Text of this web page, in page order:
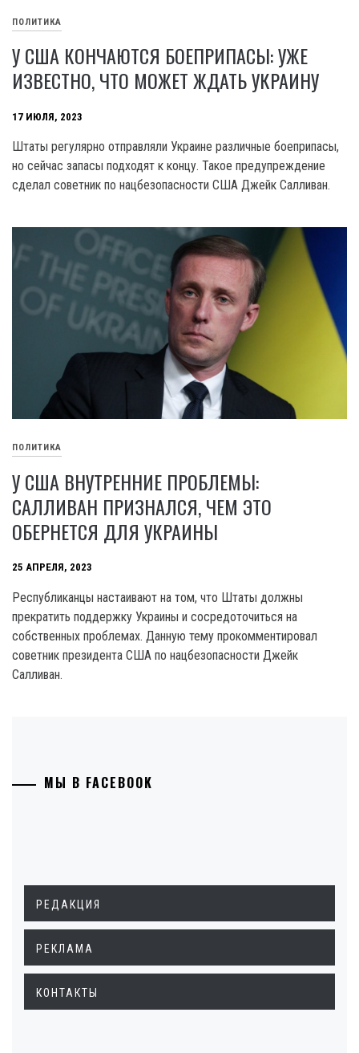
ПОЛИТИКА
У США КОНЧАЮТСЯ БОЕПРИПАСЫ: УЖЕ
ИЗВЕСТНО, ЧТО МОЖЕТ ЖДАТЬ УКРАИНУ
17 ИЮЛЯ, 2023
Штаты регулярно отправляли Украине различные боеприпасы,
но сейчас запасы подходят к концу. Такое предупреждение
сделал советник по нацбезопасности США Джейк Салливан.
ПОЛИТИКА
У США ВНУТРЕННИЕ ПРОБЛЕМЫ:
САЛЛИВАН ПРИЗНАЛСЯ, ЧЕМ ЭТО
ОБЕРНЕТСЯ ДЛЯ УКРАИНЫ
25 АПРЕЛЯ, 2023
Республиканцы настаивают на том, что Штаты должны
прекратить поддержку Украины и сосредоточиться на
собственных проблемах. Данную тему прокомментировал
советник президента США по нацбезопасности Джейк
Салливан.
МЫ В FACEBOOK
РЕДАКЦИЯ
РЕКЛАМА
КОНТАКТЫ